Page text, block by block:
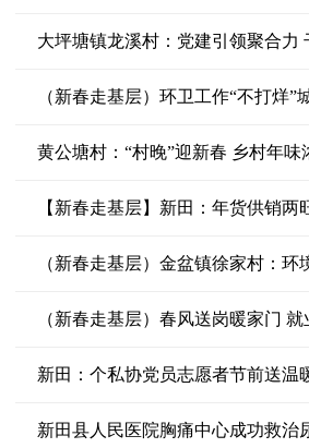
大坪塘镇龙溪村：党建引领聚合力
（新春走基层）环卫工作“不打烊”
黄公塘村：“村晚”迎新春 乡村年味
【新春走基层】新田：年货供销两
（新春走基层）金盆镇徐家村：
（新春走基层）春风送岗暖家门
新田：个私协党员志愿者节前送温
新田县人民医院胸痛中心成功救治